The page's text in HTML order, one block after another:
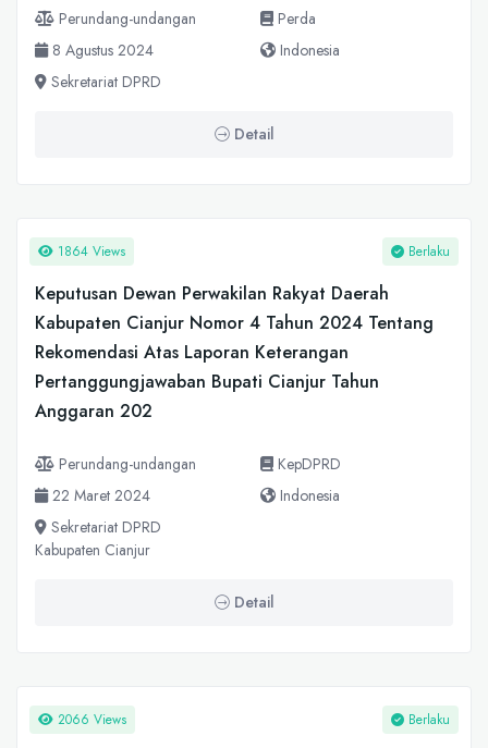
Perundang-undangan
Perda
8 Agustus 2024
Indonesia
Sekretariat DPRD
Detail
1864 Views Berlaku
Keputusan Dewan Perwakilan Rakyat Daerah
Kabupaten Cianjur Nomor 4 Tahun 2024 Tentang
Rekomendasi Atas Laporan Keterangan
Pertanggungjawaban Bupati Cianjur Tahun
Anggaran 202
Perundang-undangan
KepDPRD
22 Maret 2024
Indonesia
Sekretariat DPRD
Kabupaten Cianjur
Detail
2066 Views Berlaku